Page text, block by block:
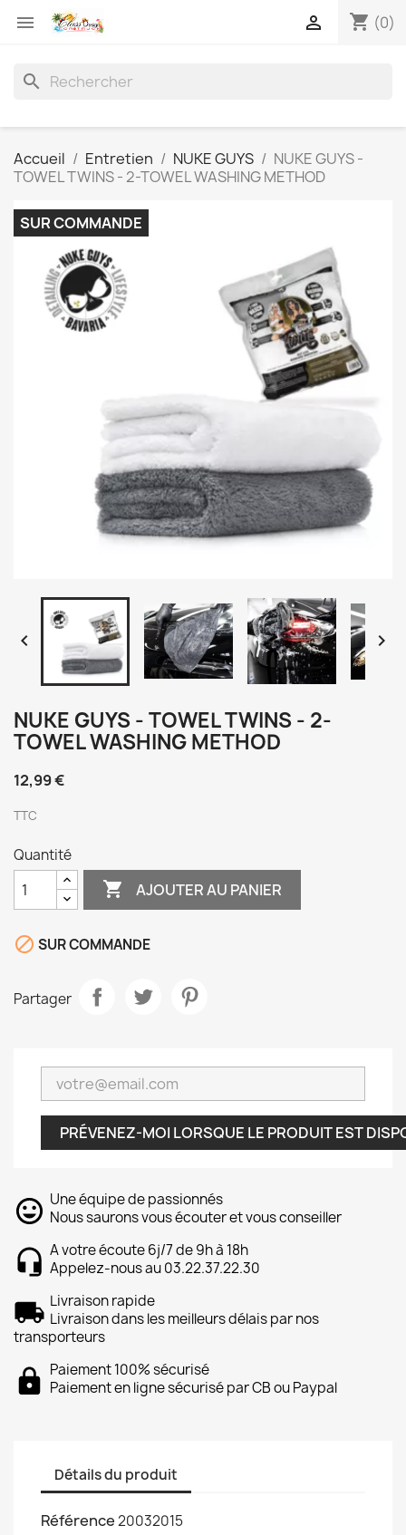
 shopping_cart (0)

search
Accueil Entretien NUKE GUYS
NUKE GUYS -
TOWEL TWINS - 2-TOWEL WASHING METHOD
SUR COMMANDE
 
NUKE GUYS - TOWEL TWINS - 2-
TOWEL WASHING METHOD
12,99 €
TTC
Quantité
 AJOUTER AU PANIER
 SUR COMMANDE
Partager
PRÉVENEZ-MOI LORSQUE LE PRODUIT EST
Une équipe de passionnés
Nous saurons vous écouter et vous conseiller
A votre écoute 6j/7 de 9h à 18h
Appelez-nous au 03.22.37.22.30
Livraison rapide
Livraison dans les meilleurs délais par nos
transporteurs
Paiement 100% sécurisé
Paiement en ligne sécurisé par CB ou Paypal
Détails du produit
Référence20032015